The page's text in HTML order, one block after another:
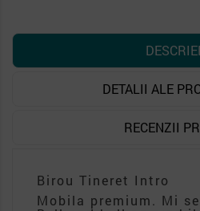
DETALII ALE
RECENZII
Birou Tineret Intro
Mobila premium. Mi